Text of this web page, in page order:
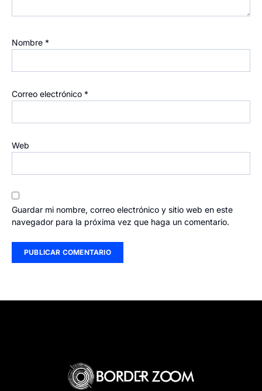
Nombre *
Correo electrónico *
Web
Guardar mi nombre, correo electrónico y sitio web en este
navegador para la próxima vez que haga un comentario.